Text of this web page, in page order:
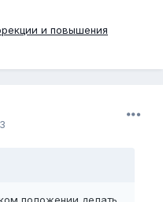
и повышения